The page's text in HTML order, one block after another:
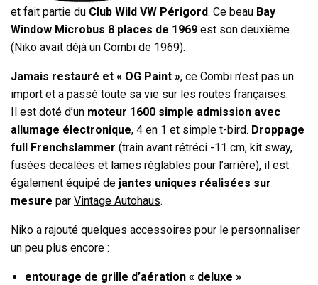
et fait partie du Club Wild VW Périgord. Ce beau Bay
Window Microbus 8 places de 1969 est son deuxième
(Niko avait déjà un Combi de 1969).
Jamais restauré et « OG Paint », ce Combi n’est pas un
import et a passé toute sa vie sur les routes françaises.
Il est doté d’un moteur 1600 simple admission avec
allumage électronique, 4 en 1 et simple t-bird. Droppage
full Frenchslammer (train avant rétréci -11 cm, kit sway,
fusées decalées et lames réglables pour l’arrière), il est
également équipé de jantes uniques réalisées sur
mesure parVintage Autohaus.
Niko a rajouté quelques accessoires pour le personnaliser
un peu plus encore :
entourage de grille d’aération « deluxe »